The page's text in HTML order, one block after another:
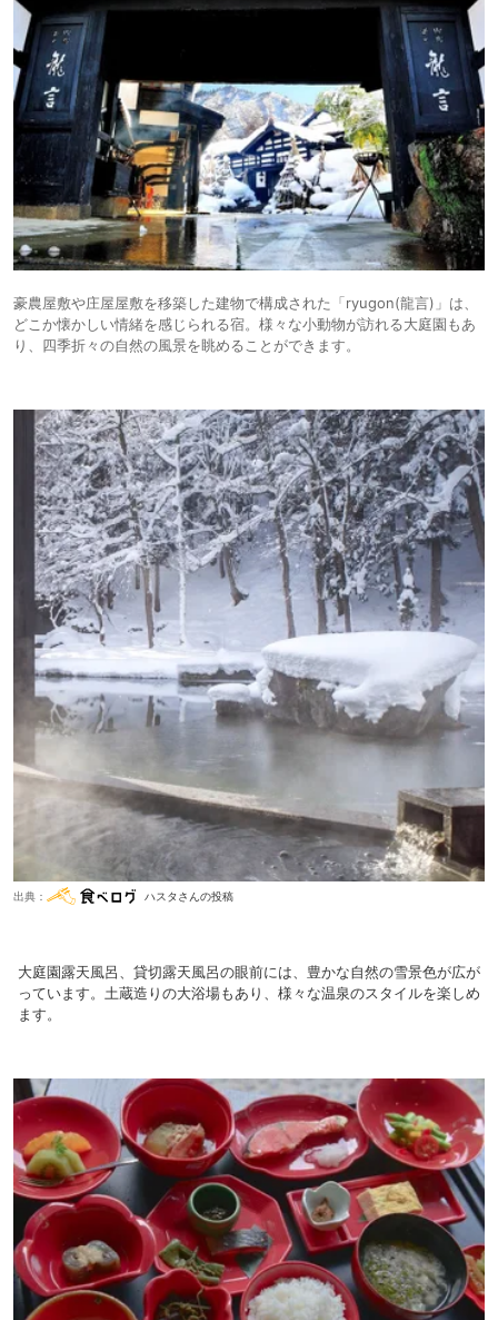
豪農屋敷や庄屋屋敷を移築した建物で構成された「ryugon(龍言)」は、
どこか懐かしい情緒を感じられる宿。様々な小動物が訪れる大庭園もあ
り、四季折々の自然の風景を眺めることができます。
出典： ハスタさんの投稿
大庭園露天風呂、貸切露天風呂の眼前には、豊かな自然の雪景色が広が
っています。土蔵造りの大浴場もあり、様々な温泉のスタイルを楽しめ
ます。